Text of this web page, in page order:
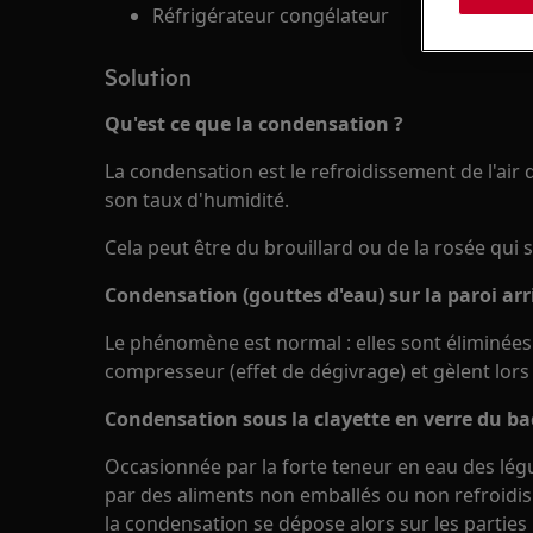
Réfrigérateur congélateur
Solution
Qu'est ce que la condensation ?
La condensation est le refroidissement de
son taux d'humidité.
Cela peut être du brouillard ou de la rosée qui
Condensation (gouttes d'eau) sur la paroi
Le phénomène est normal : elles sont
compresseur (effet de dégivrage) et gèlent
Condensation sous la clayette en verre du
Occasionnée par la forte teneur en eau des
par des aliments non emballés ou non
la condensation se dépose alors sur les